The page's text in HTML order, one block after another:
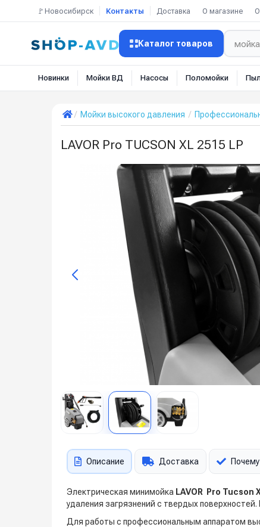
🚩Новосибирск Контакты Доставка О магазине
Каталог товаров
Новинки Мойки ВД Насосы Поломойки
Мойки высокого давления
LAVOR Pro TUCSON XL 2515 LP
Описание Доставка
Электрическая минимойка LAVOR Pro Tucson
удаления загрязнений с твердых
Для работы с профессиональным аппаратом